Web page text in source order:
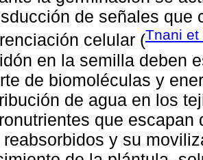
de señales que
celular (Tnani et
en la semilla deben
de biomoléculas y
de agua en los
que
reabsorbidos y su